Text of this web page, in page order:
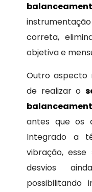
correta,
objetiva e
Outro aspecto
de realizar o
antes que os
Integrado a
vibração,
desvios
possibilitando